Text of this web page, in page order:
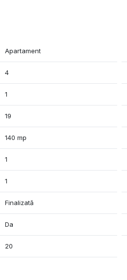
Apartament
4
1
19
140 mp
1
1
Finalizată
Da
20